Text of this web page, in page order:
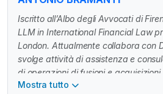
Iscritto all’Albo degli Avvocati di
LLM in International Financial Law
London. Attualmente collabora con
svolge attività di assistenza e
di operazioni di fusioni e
private equity, nonché su tematiche
Mostra tutto